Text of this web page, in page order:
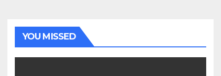
YOU MISSED